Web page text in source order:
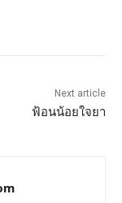
Next article
ฟ้อนน้อยใจยา